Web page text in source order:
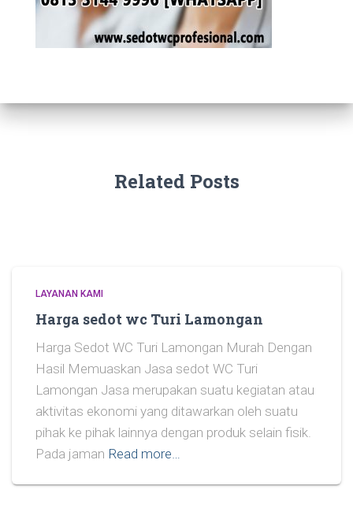
Related Posts
LAYANAN KAMI
Harga sedot wc Turi Lamongan
Harga Sedot WC Turi Lamongan Murah Dengan
Hasil Memuaskan Jasa sedot WC Turi
Lamongan Jasa merupakan suatu kegiatan atau
aktivitas ekonomi yang ditawarkan oleh suatu
pihak ke pihak lainnya dengan produk selain fisik.
Pada jaman Read more…